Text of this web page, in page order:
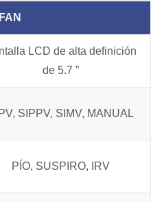
FAN
LCD de alta definición
de 5.7 ”
SIPPV, SIMV, MANUAL
PÍO, SUSPIRO, IRV